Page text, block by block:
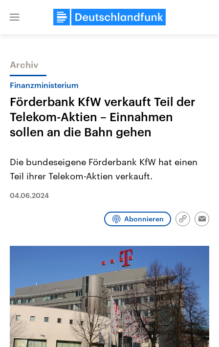
Close
Themen
2026
Sachsen-Anhalt wählt am 6.
Bundesland von einer Koalition aus
und Hintergründe zu den Parteien
und Kandidaten der anstehenden
Aktuelle Beiträge,
mit großem Einfluss auf
aktuelle Weltgeschehen.
Sendungen Programm Podcasts
Archiv
Finanzministerium
Förderbank KfW verkauft Teil der
Telekom-Aktien – Einnahmen
sollen an die Bahn gehen
Die bundeseigene Förderbank KfW hat einen
Teil ihrer Telekom-Aktien verkauft.
04.06.2024
Abonnieren
Link